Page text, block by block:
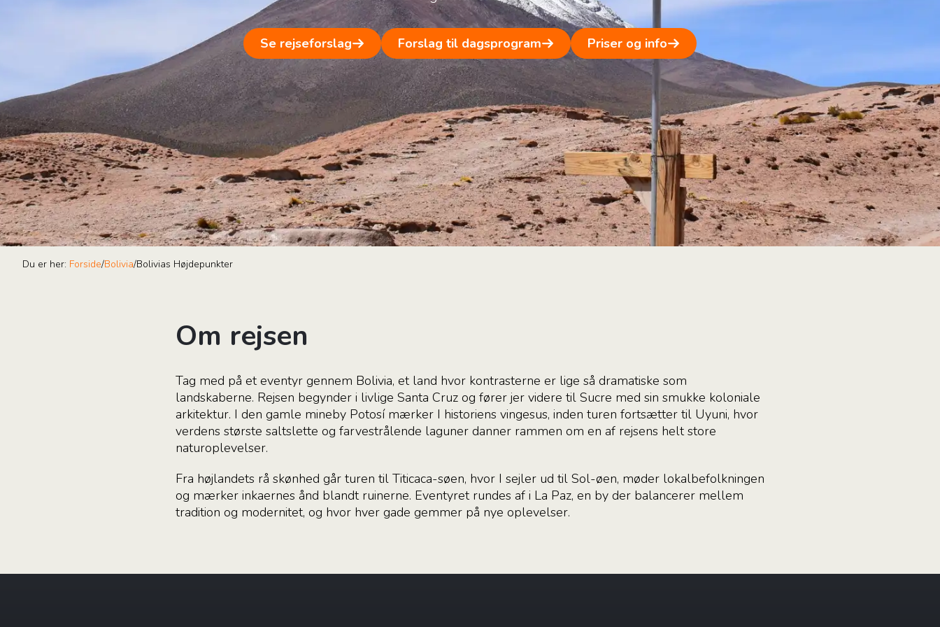
Se rejseforslag Forslag til dagsprogram Priser og info
Du er her: Forside/Bolivia/Bolivias Højdepunkter
Om rejsen
Tag med på et eventyr gennem Bolivia, et land hvor kontrasterne er lige så dramatiske som
landskaberne. Rejsen begynder i livlige Santa Cruz og fører jer videre til Sucre med sin smukke koloniale
arkitektur. I den gamle mineby Potosí mærker I historiens vingesus, inden turen fortsætter til Uyuni, hvor
verdens største saltslette og farvestrålende laguner danner rammen om en af rejsens helt store
naturoplevelser.
Fra højlandets rå skønhed går turen til Titicaca-søen, hvor I sejler ud til Sol-øen, møder lokalbefolkningen
og mærker inkaernes ånd blandt ruinerne. Eventyret rundes af i La Paz, en by der balancerer mellem
tradition og modernitet, og hvor hver gade gemmer på nye oplevelser.